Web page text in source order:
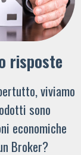
risposte
viviamo
sono
economiche
Broker?